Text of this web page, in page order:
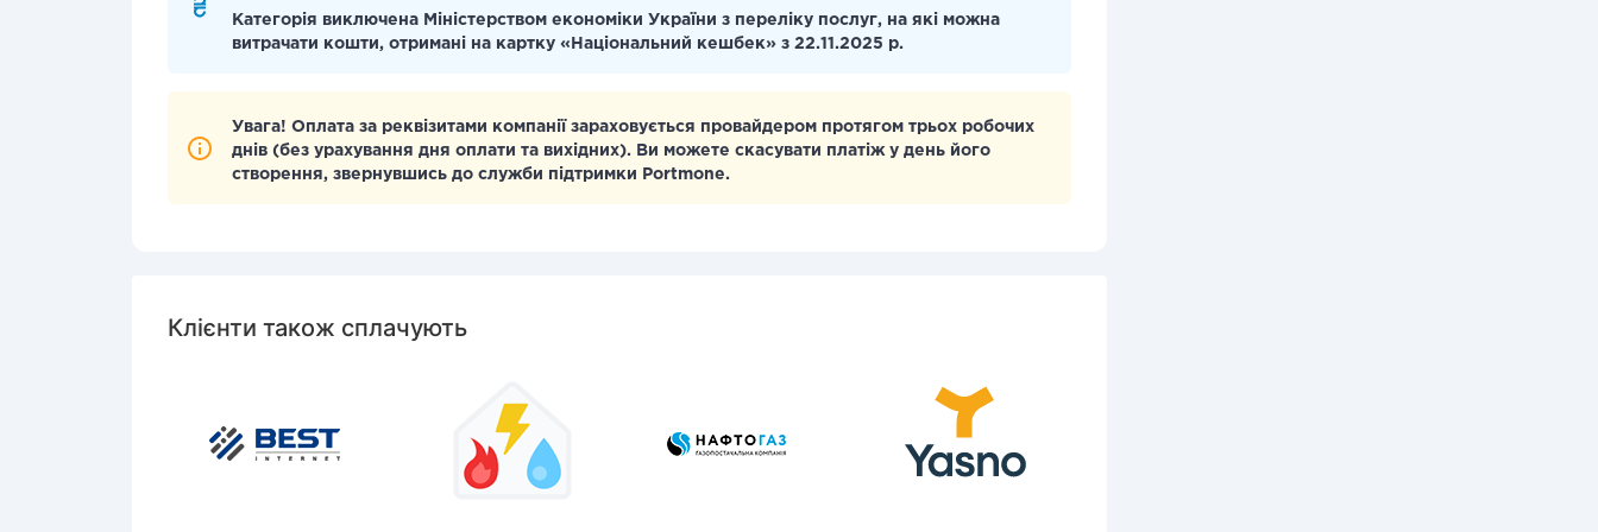
Категорія виключена Міністерством економіки України з переліку послуг, на які можна
витрачати кошти, отримані на картку «Національний кешбек» з 22.11.2025 р.
Увага! Оплата за реквізитами компанії зараховується провайдером протягом трьох робочих
днів (без урахування дня оплати та вихідних). Ви можете скасувати платіж у день його
створення, звернувшись до служби підтримки Portmone.
Клієнти також сплачують